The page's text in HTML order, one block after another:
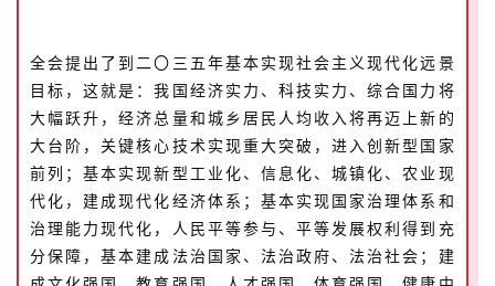
全会提出了到二〇三五年基本实现社会主义现代化远景
目标，这就是：我国经济实力、科技实力、综合国力将
大幅跃升，经济总量和城乡居民人均收入将再迈上新的
大台阶，关键核心技术实现重大突破，进入创新型国家
前列；基本实现新型工业化、信息化、城镇化、农业现
代化，建成现代化经济体系；基本实现国家治理体系和
治理能力现代化，人民平等参与、平等发展权利得到充
分保障，基本建成法治国家、法治政府、法治社会；建